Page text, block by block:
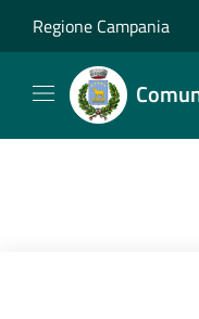
Regione Campania